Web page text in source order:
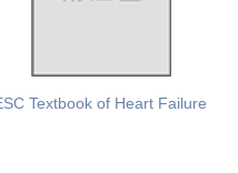
Textbook of Heart Failure